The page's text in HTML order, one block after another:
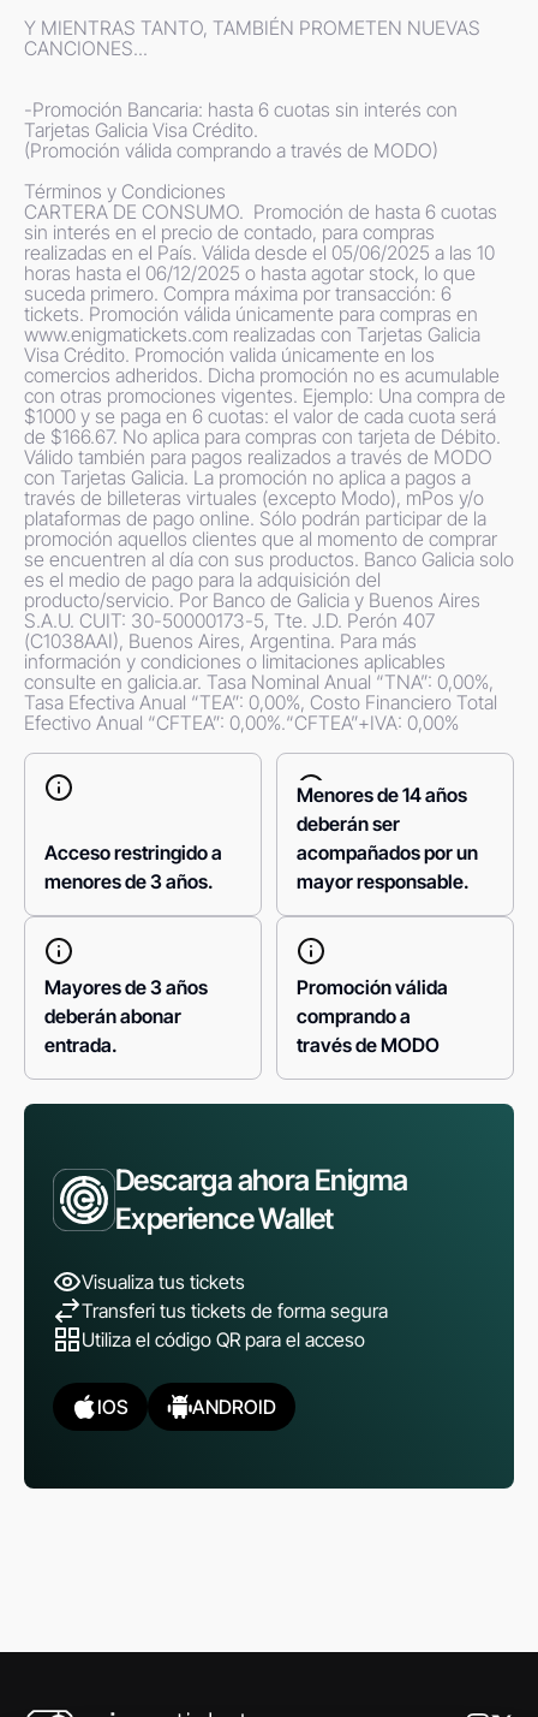
Y MIENTRAS TANTO, TAMBIÉN PROMETEN NUEVAS
CANCIONES...
-Promoción Bancaria: hasta 6 cuotas sin interés con
Tarjetas Galicia Visa Crédito.
(Promoción válida comprando a través de MODO)
Términos y Condiciones
CARTERA DE CONSUMO.  Promoción de hasta 6 cuotas
sin interés en el precio de contado, para compras
realizadas en el País. Válida desde el 05/06/2025 a las 10
horas hasta el 06/12/2025 o hasta agotar stock, lo que
suceda primero. Compra máxima por transacción: 6
tickets. Promoción válida únicamente para compras en
www.enigmatickets.com realizadas con Tarjetas Galicia
Visa Crédito. Promoción valida únicamente en los
comercios adheridos. Dicha promoción no es acumulable
con otras promociones vigentes. Ejemplo: Una compra de
$1000 y se paga en 6 cuotas: el valor de cada cuota será
de $166.67. No aplica para compras con tarjeta de Débito.
Válido también para pagos realizados a través de MODO
con Tarjetas Galicia. La promoción no aplica a pagos a
través de billeteras virtuales (excepto Modo), mPos y/o
plataformas de pago online. Sólo podrán participar de la
promoción aquellos clientes que al momento de comprar
se encuentren al día con sus productos. Banco Galicia solo
es el medio de pago para la adquisición del
producto/servicio. Por Banco de Galicia y Buenos Aires
S.A.U. CUIT: 30-50000173-5, Tte. J.D. Perón 407
(C1038AAI), Buenos Aires, Argentina. Para más
información y condiciones o limitaciones aplicables
consulte en galicia.ar. Tasa Nominal Anual “TNA”: 0,00%,
Tasa Efectiva Anual “TEA”: 0,00%, Costo Financiero Total
Efectivo Anual “CFTEA”: 0,00%.“CFTEA”+IVA: 0,00%
Acceso restringido a
menores de 3 años.
Menores de 14 años
deberán ser
acompañados por un
mayor responsable.
Mayores de 3 años
deberán abonar
entrada.
Promoción válida
comprando a
través de MODO
Descarga ahora Enigma
Experience Wallet
Visualiza tus tickets
Transferi tus tickets de forma segura
Utiliza el código QR para el acceso
IOS ANDROID